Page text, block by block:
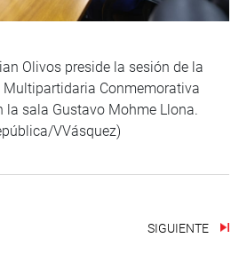
Olivos preside la sesión de la
Multipartidaria Conmemorativa
la sala Gustavo Mohme Llona.
VVásquez)
SIGUIENTE